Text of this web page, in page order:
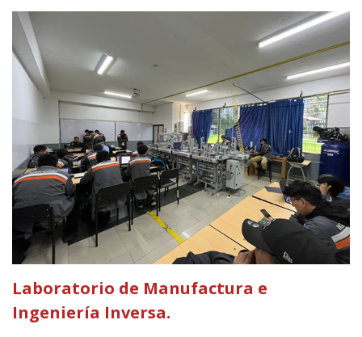
Laboratorio de Manufactura e
Ingeniería Inversa.